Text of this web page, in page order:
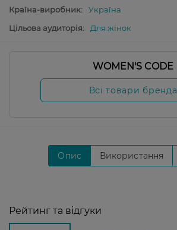
Країна-виробник:
Україна
Цільова аудиторія:
Для жінок
WOMEN'S CODE
Всі товари бренда
Опис Використання
Рейтинг та відгуки